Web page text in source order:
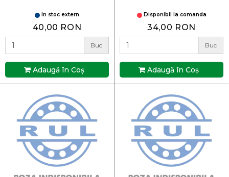
In stoc extern
40,00 RON
Buc
Adaugă în Coş
Disponibil la comanda
34,00 RON
Buc
Adaugă în Coş